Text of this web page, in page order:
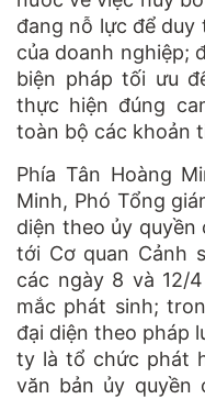
đang nỗ lực để
của doanh nghiệp;
biện pháp tối ưu
thực hiện đúng
toàn bộ các khoản
Phía Tân Hoàng
Minh, Phó Tổng
diện theo ủy quyền
tới Cơ quan Cảnh
các ngày 8 và 12/
mắc phát sinh;
đại diện theo pháp
ty là tổ chức phát
văn bản ủy quyền